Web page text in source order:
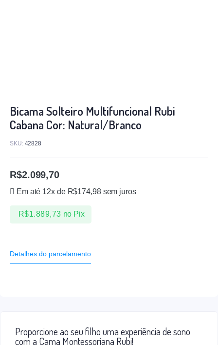
Bicama Solteiro Multifuncional Rubi
Cabana Cor: Natural/Branco
SKU: 42828
R$2.099,70
Em até 12x de R$174,98sem juros
R$1.889,73 no Pix
Detalhes do parcelamento
Proporcione ao seu filho uma experiência de sono
com a Cama Montessoriana Rubi!